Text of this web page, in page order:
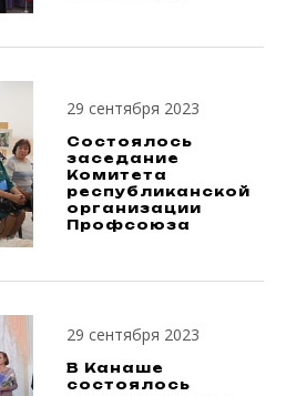
29 сентября 2023
Состоялось
заседание
Комитета
республиканской
организации
Профсоюза
29 сентября 2023
В Канаше
состоялось